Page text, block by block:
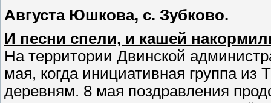
Августа Юшкова, с. Зубково.
И песни спели, и кашей
На территории Двинской
мая, когда инициативная группа
деревням. 8 мая поздравления